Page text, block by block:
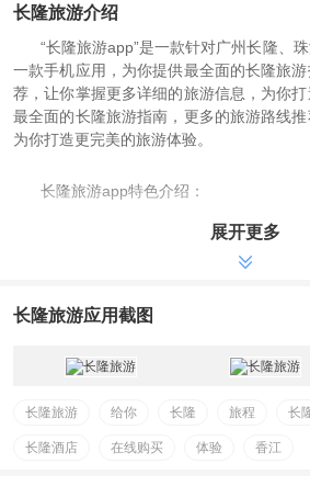
长隆旅游介绍
“长隆旅游app”是一款针对广州长隆、
一款手机应用，为你提供最全面的长隆旅
荐，让你掌握更多详细的旅游信息，为你
最全面的长隆旅游指南，更多的旅游路线推
为你打造更完美的旅游体验。
长隆旅游app特色介绍：
1、为您提供一站式旅行体验，让您更
惠。
长隆旅游app优势介绍：
为您提供更多的游玩攻略，让您更会玩
展开更多
长隆旅游应用截图
长隆旅游 给你 长隆 旅程 长
长隆酒店 在线购买 体验 香江